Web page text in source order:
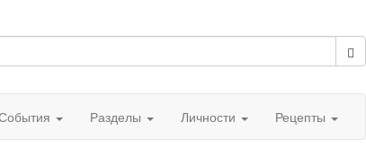
Разделы Личности Рецепты